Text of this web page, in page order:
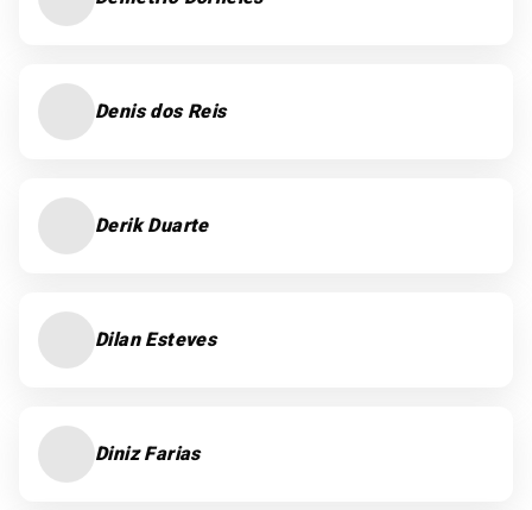
Denis dos Reis
Derik Duarte
Dilan Esteves
Diniz Farias